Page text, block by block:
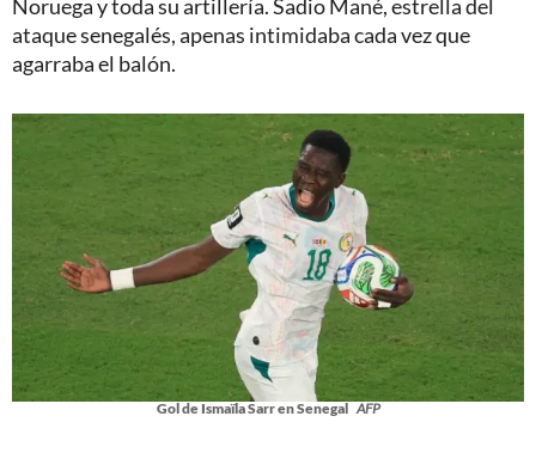
Noruega y toda su artillería. Sadio Mané, estrella del
ataque senegalés, apenas intimidaba cada vez que
agarraba el balón.
Gol de Ismaïla Sarr en Senegal AFP